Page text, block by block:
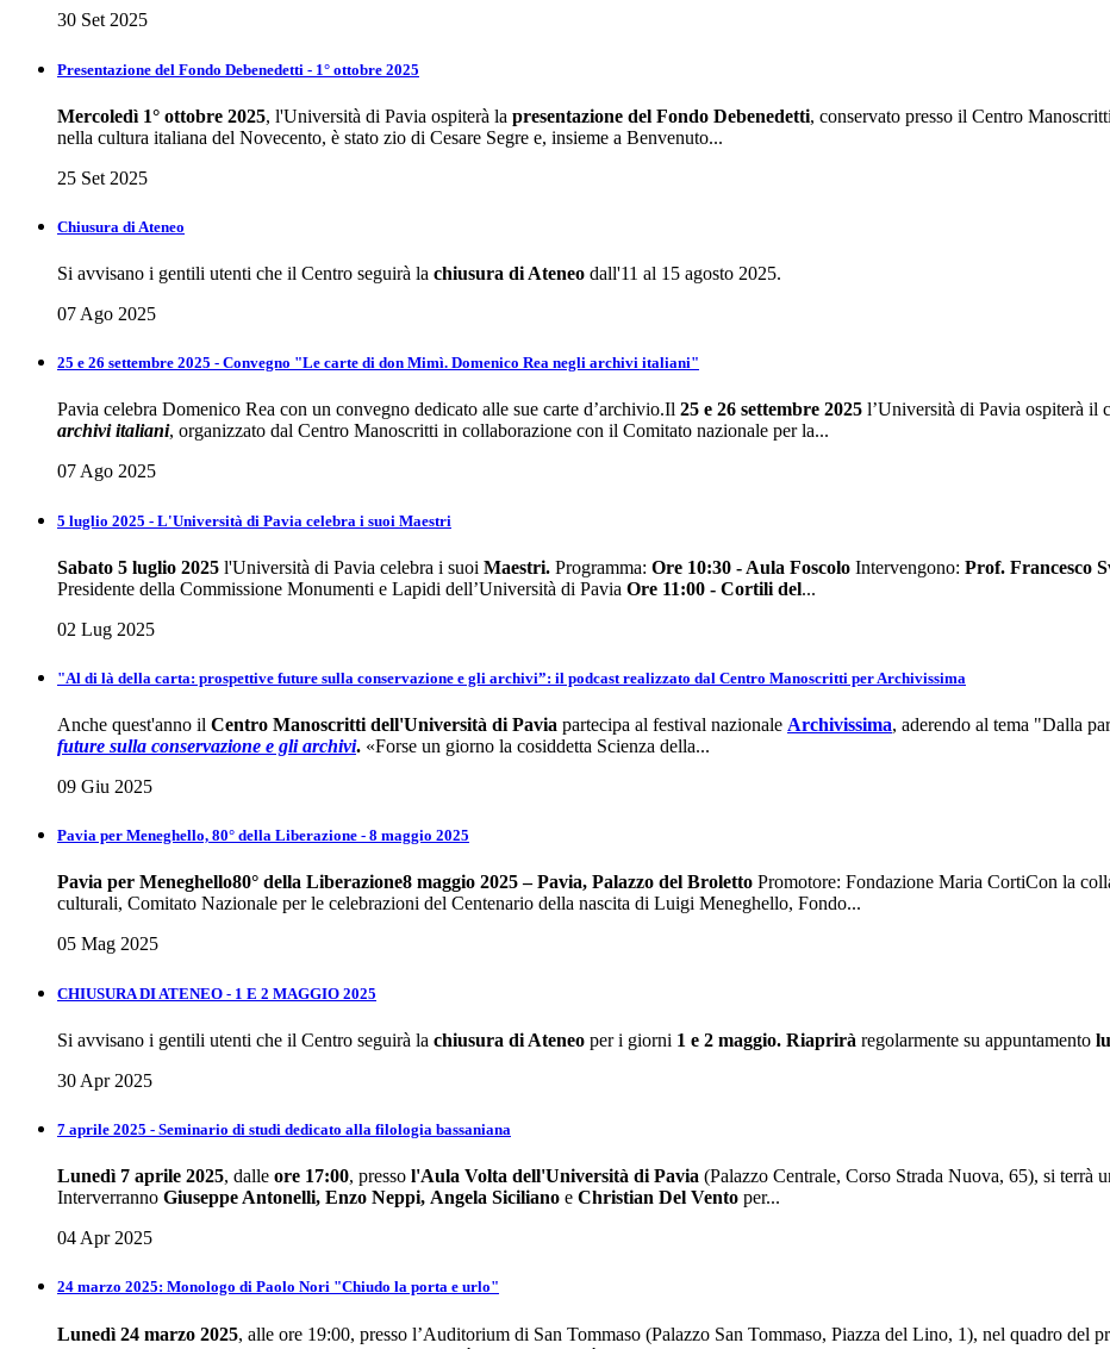
30 Set 2025
Presentazione del Fondo Debenedetti - 1° ottobre 2025
Mercoledì 1° ottobre 2025, l'Università di Pavia ospiterà la presentazione del Fondo Debenedetti, conservato presso il Centro
nella cultura italiana del Novecento, è stato zio di Cesare Segre e, insieme a Benvenuto...
25 Set 2025
Chiusura di Ateneo
Si avvisano i gentili utenti che il Centro seguirà la chiusura di Ateneo dall'11 al 15 agosto 2025.
07 Ago 2025
25 e 26 settembre 2025 - Convegno "Le carte di don Mimì. Domenico Rea negli archivi italiani"
Pavia celebra Domenico Rea con un convegno dedicato alle sue carte d’archivio.Il 25 e 26 settembre 2025 l’Università di Pavia ospiterà il
archivi italiani, organizzato dal Centro Manoscritti in collaborazione con il Comitato nazionale per la...
07 Ago 2025
5 luglio 2025 - L'Università di Pavia celebra i suoi Maestri
Sabato 5 luglio 2025 l'Università di Pavia celebra i suoi Maestri. Programma: Ore 10:30 - Aula Foscolo Intervengono: Prof. Francesco
Presidente della Commissione Monumenti e Lapidi dell’Università di Pavia Ore 11:00 - Cortili del...
02 Lug 2025
"Al di là della carta: prospettive future sulla conservazione e gli archivi”: il podcast realizzato dal Centro Manoscritti per Archivissima
Anche quest'anno il Centro Manoscritti dell'Università di Pavia partecipa al festival nazionale Archivissima, aderendo al tema "Dalla
future sulla conservazione e gliarchivi. «Forse un giorno la cosiddetta Scienza della...
09 Giu 2025
Pavia per Meneghello, 80° della Liberazione - 8 maggio 2025
Pavia per Meneghello80° della Liberazione8 maggio 2025 – Pavia, Palazzo del Broletto Promotore: Fondazione Maria CortiCon la
culturali, Comitato Nazionale per le celebrazioni del Centenario della nascita di Luigi Meneghello, Fondo...
05 Mag 2025
CHIUSURA DI ATENEO - 1 E 2 MAGGIO 2025
Si avvisano i gentili utenti che il Centro seguirà la chiusura di Ateneo per i giorni 1 e 2 maggio. Riaprirà regolarmente su appuntamento
30 Apr 2025
7 aprile 2025 - Seminario di studi dedicato alla filologia bassaniana
Lunedì 7 aprile 2025, dalle ore 17:00, presso l'Aula Volta dell'Università di Pavia (Palazzo Centrale, Corso Strada Nuova, 65), si terrà
Interverranno Giuseppe Antonelli, Enzo Neppi, Angela Siciliano e Christian Del Vento per...
04 Apr 2025
24 marzo 2025: Monologo di Paolo Nori "Chiudo la porta e urlo"
Lunedì 24 marzo 2025, alle ore 19:00, presso l’Auditorium di San Tommaso (Palazzo San Tommaso, Piazza del Lino, 1), nel quadro del